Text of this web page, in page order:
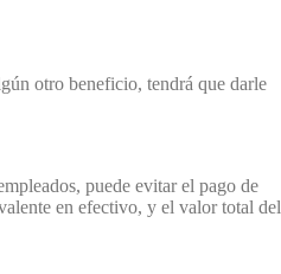
otro beneficio, tendrá que darle
puede evitar el pago de
en efectivo, y el valor total del